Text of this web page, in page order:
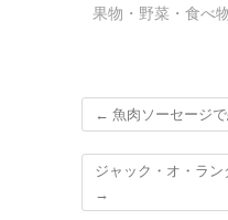
果物・野菜・食べ
← 魚肉ソーセージ
ジャック・オ・ラ
→